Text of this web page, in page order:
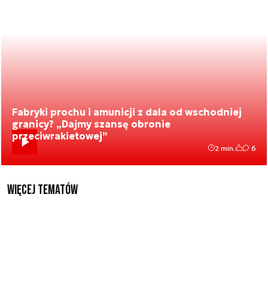
Fabryki prochu i amunicji z dala od wschodniej
granicy? „Dajmy szansę obronie
przeciwrakietowej”
2 min. 6
Więcej tematów